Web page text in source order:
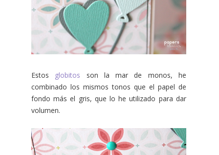
Estos globitos son la mar de monos, he
combinado los mismos tonos que el papel de
fondo más el gris, que lo he utilizado para dar
volumen.